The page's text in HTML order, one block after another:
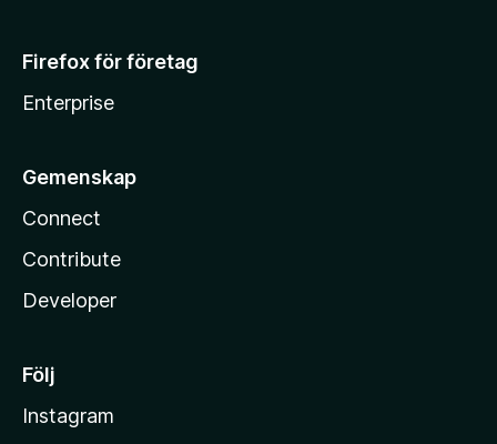
Firefox för företag
Enterprise
Gemenskap
Connect
Contribute
Developer
Följ
Instagram